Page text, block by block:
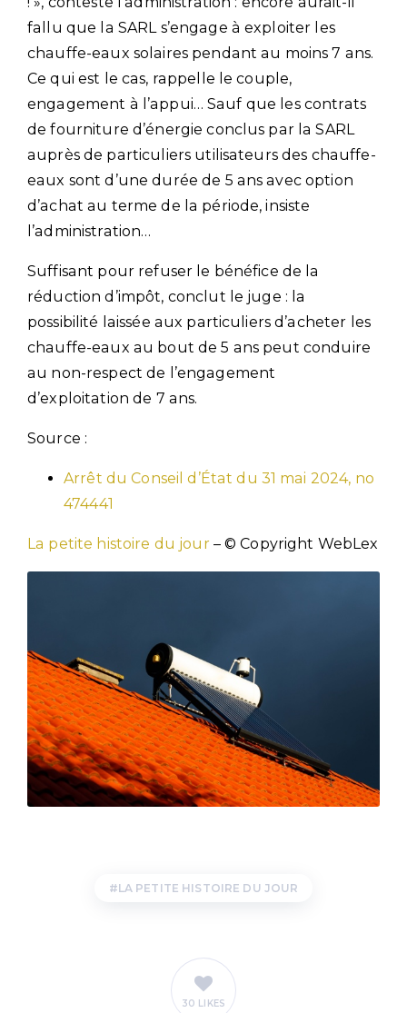
fallu que la SARL s’engage à exploiter les
chauffe-eaux solaires pendant au moins 7 ans.
Ce qui est le cas, rappelle le couple,
engagement à l’appui… Sauf que les contrats
de fourniture d’énergie conclus par la SARL
auprès de particuliers utilisateurs des chauffe-
eaux sont d’une durée de 5 ans avec option
d’achat au terme de la période, insiste
l’administration…
Suffisant pour refuser le bénéfice de la
réduction d’impôt, conclut le juge : la
possibilité laissée aux particuliers d’acheter les
chauffe-eaux au bout de 5 ans peut conduire
au non-respect de l’engagement
d’exploitation de 7 ans.
Source :
Arrêt du Conseil d’État du 31 mai 2024, no
474441
La petite histoire du jour– © Copyright WebLex
LA PETITE HISTOIRE DU JOUR
30 LIKES